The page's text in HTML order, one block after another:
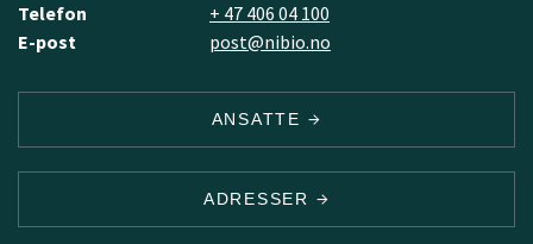
Telefon
+ 47 406 04 100
E-post
post@nibio.no
ANSATTE
ADRESSER